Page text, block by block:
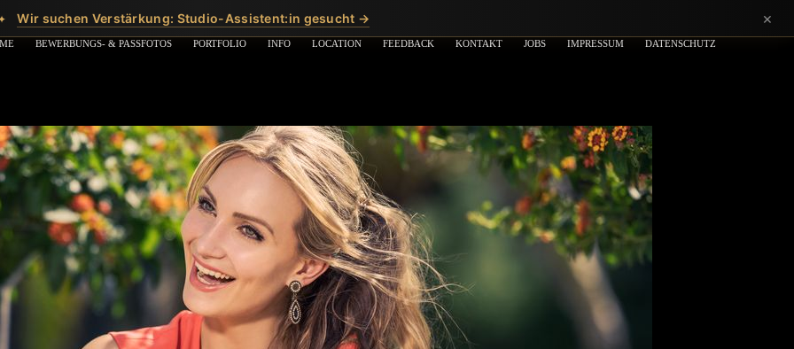
BEWERBUNGS- & PASSFOTOS PORTFOLIO INFO LOCATION FEEDBACK KONTAKT JOBS IMPRESSUM DATENSCHUTZ
Wir suchen Verstärkung: Studio-Assistent:in gesucht → ×